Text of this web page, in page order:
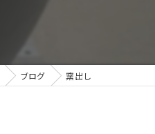
ブログ 窯出し